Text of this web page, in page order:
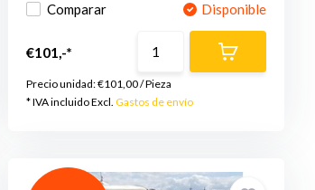
Comparar Disponible
€101,-*
Precio unidad:€101,00/Pieza
* IVA incluido Excl.Gastos de envío